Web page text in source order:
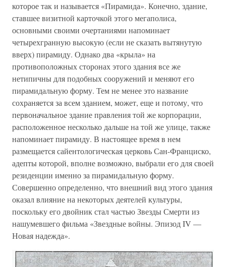
которое так и называется «Пирамида». Конечно, здание,
ставшее визитной карточкой этого мегаполиса,
основными своими очертаниями напоминает
четырехгранную высокую (если не сказать вытянутую
вверх) пирамиду. Однако два «крыла» на
противоположных сторонах этого здания все же
нетипичны для подобных сооружений и меняют его
пирамидальную форму. Тем не менее это название
сохраняется за всем зданием, может, еще и потому, что
первоначальное здание правления той же корпорации,
расположенное несколько дальше на той же улице, также
напоминает пирамиду. В настоящее время в нем
размещается сайентологическая церковь Сан-Франциско,
адепты которой, вполне возможно, выбрали его для своей
резиденции именно за пирамидальную форму.
Совершенно определенно, что внешний вид этого здания
оказал влияние на некоторых деятелей культуры,
поскольку его двойник стал частью Звезды Смерти из
нашумевшего фильма «Звездные войны. Эпизод IV —
Новая надежда».